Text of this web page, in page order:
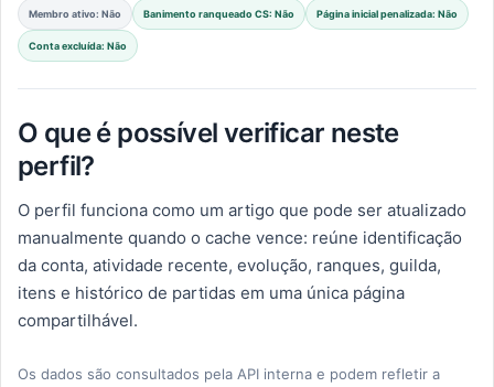
Membro ativo: Não Banimento ranqueado CS: Não Página inicial penalizada: Não
Conta excluída: Não
O que é possível verificar neste
perfil?
O perfil funciona como um artigo que pode ser atualizado
manualmente quando o cache vence: reúne identificação
da conta, atividade recente, evolução, ranques, guilda,
itens e histórico de partidas em uma única página
compartilhável.
Os dados são consultados pela API interna e podem refletir a